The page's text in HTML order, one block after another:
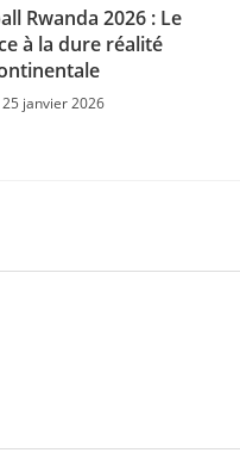
Rwanda 2026 : Le
à la dure réalité
25 janvier 2026